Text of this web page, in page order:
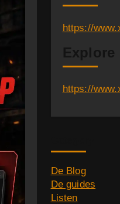
https://
Explore
https://
De Blog
De guides
Listen